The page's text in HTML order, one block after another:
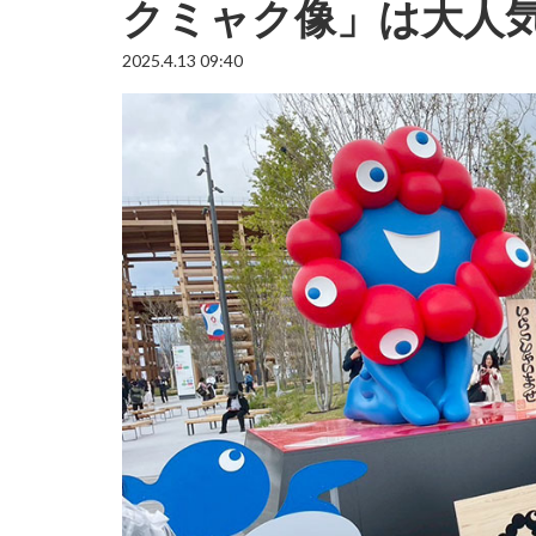
クミャク像」は大人
2025.4.13 09:40